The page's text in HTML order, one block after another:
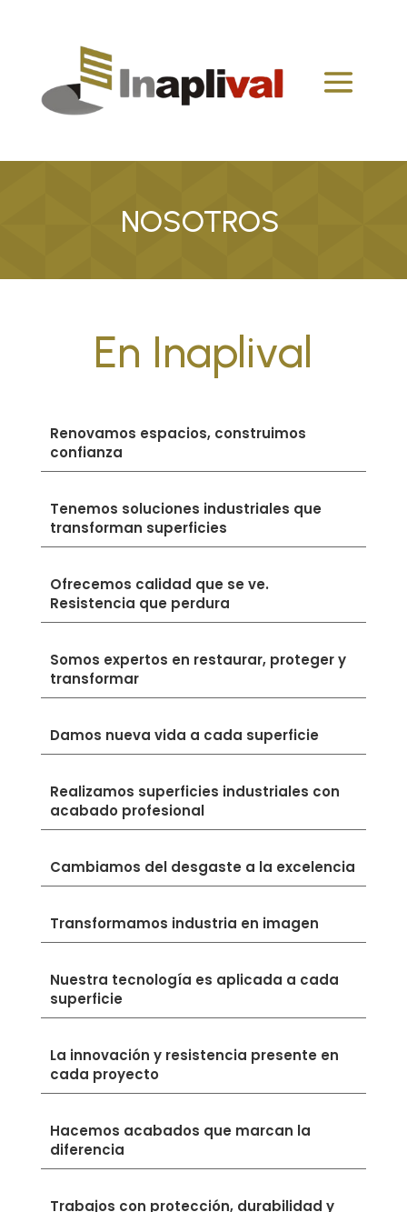
NOSOTROS
En Inaplival
Renovamos espacios, construimos
confianza
Tenemos soluciones industriales que
transforman superficies
Ofrecemos calidad que se ve.
Resistencia que perdura
Somos expertos en restaurar, proteger y
transformar
Damos nueva vida a cada superficie
Realizamos superficies industriales con
acabado profesional
Cambiamos del desgaste a la excelencia
Transformamos industria en imagen
Nuestra tecnología es aplicada a cada
superficie
La innovación y resistencia presente en
cada proyecto
Hacemos acabados que marcan la
diferencia
Trabajos con protección, durabilidad y